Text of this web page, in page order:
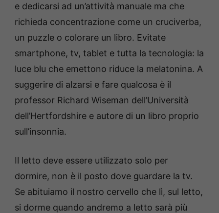
e dedicarsi ad un’attività manuale ma che
richieda concentrazione come un cruciverba,
un puzzle o colorare un libro. Evitate
smartphone, tv, tablet e tutta la tecnologia: la
luce blu che emettono riduce la melatonina. A
suggerire di alzarsi e fare qualcosa è il
professor Richard Wiseman dell’Università
dell’Hertfordshire e autore di un libro proprio
sull’insonnia.
Il letto deve essere utilizzato solo per
dormire, non è il posto dove guardare la tv.
Se abituiamo il nostro cervello che lì, sul letto,
si dorme quando andremo a letto sarà più